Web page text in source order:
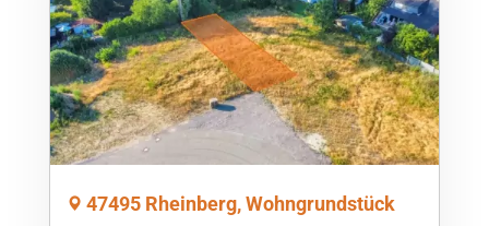
47495 Rheinberg, Wohngrundstück